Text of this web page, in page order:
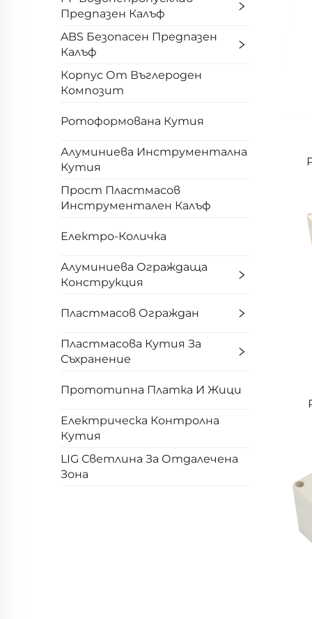
Предпазен Калъф
ABS Безопасен Предпазен
Калъф
Корпус От Въглероден
Композит
Ротоформована Кутия
Алуминиева Инструментална
Кутия
Прост Пластмасов
Инструментален Калъф
Електро-Количка
Алуминиева Ограждаща
Конструкция
Пластмасов Ограждан
Пластмасова Кутия За
Съхранение
Прототипна Платка И Жици
Електрическа Контролна
Кутия
LIG Светлина За Отдалечена
Зона